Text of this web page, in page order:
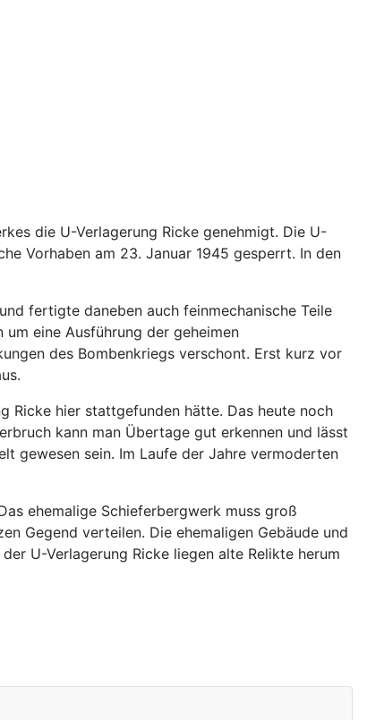
die U-Verlagerung Ricke genehmigt. Die U-
Vorhaben am 23. Januar 1945 gesperrt. In den
fertigte daneben auch feinmechanische Teile
eine Ausführung der geheimen
des Bombenkriegs verschont. Erst kurz vor
Ricke hier stattgefunden hätte. Das heute noch
kann man Übertage gut erkennen und lässt
gewesen sein. Im Laufe der Jahre vermoderten
ehemalige Schieferbergwerk muss groß
Gegend verteilen. Die ehemaligen Gebäude und
U-Verlagerung Ricke liegen alte Relikte herum